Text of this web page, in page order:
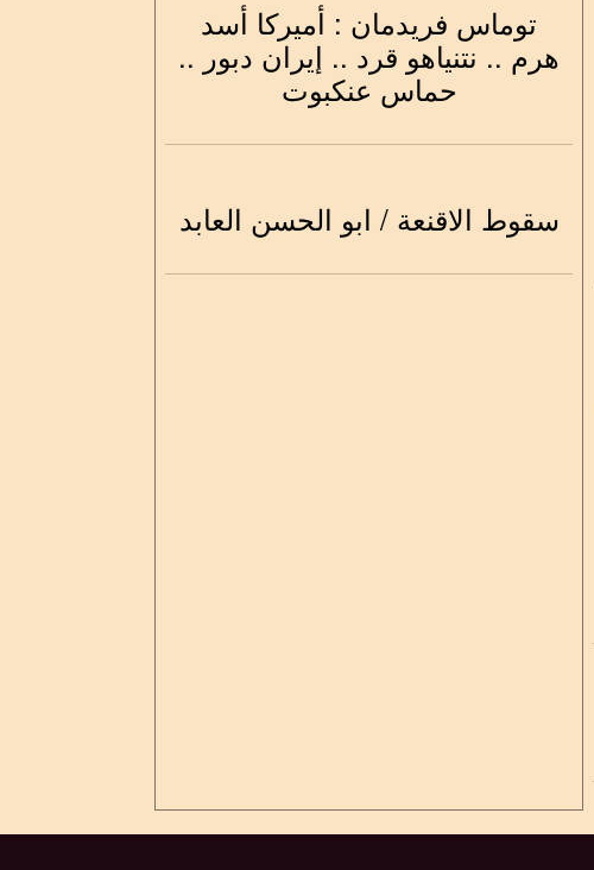
توماس فريدمان : أميركا أسد
هرم .. نتنياهو قرد .. إيران دبور ..
حماس عنكبوت
سقوط الاقنعة / ابو الحسن العابد